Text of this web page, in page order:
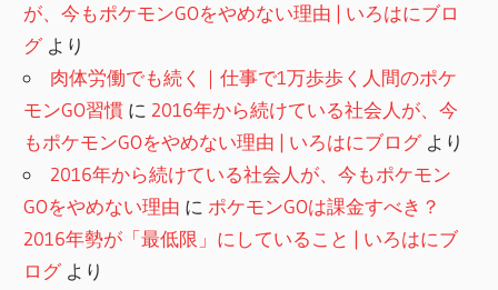
が、今もポケモンGOをやめない理由 | いろはにブロ
グより
肉体労働でも続く｜仕事で1万歩歩く人間のポケ
モンGO習慣 に 2016年から続けている社会人が、今
もポケモンGOをやめない理由 | いろはにブログより
2016年から続けている社会人が、今もポケモン
GOをやめない理由 に ポケモンGOは課金すべき？
2016年勢が「最低限」にしていること | いろはにブ
ログより